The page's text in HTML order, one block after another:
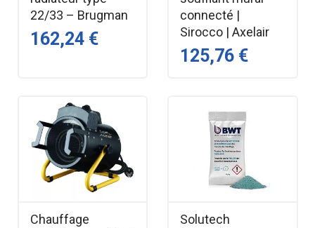
22/33 – Brugman
162,24 €
connecté |
Sirocco | Axelair
125,76 €
Chauffage
Solutech